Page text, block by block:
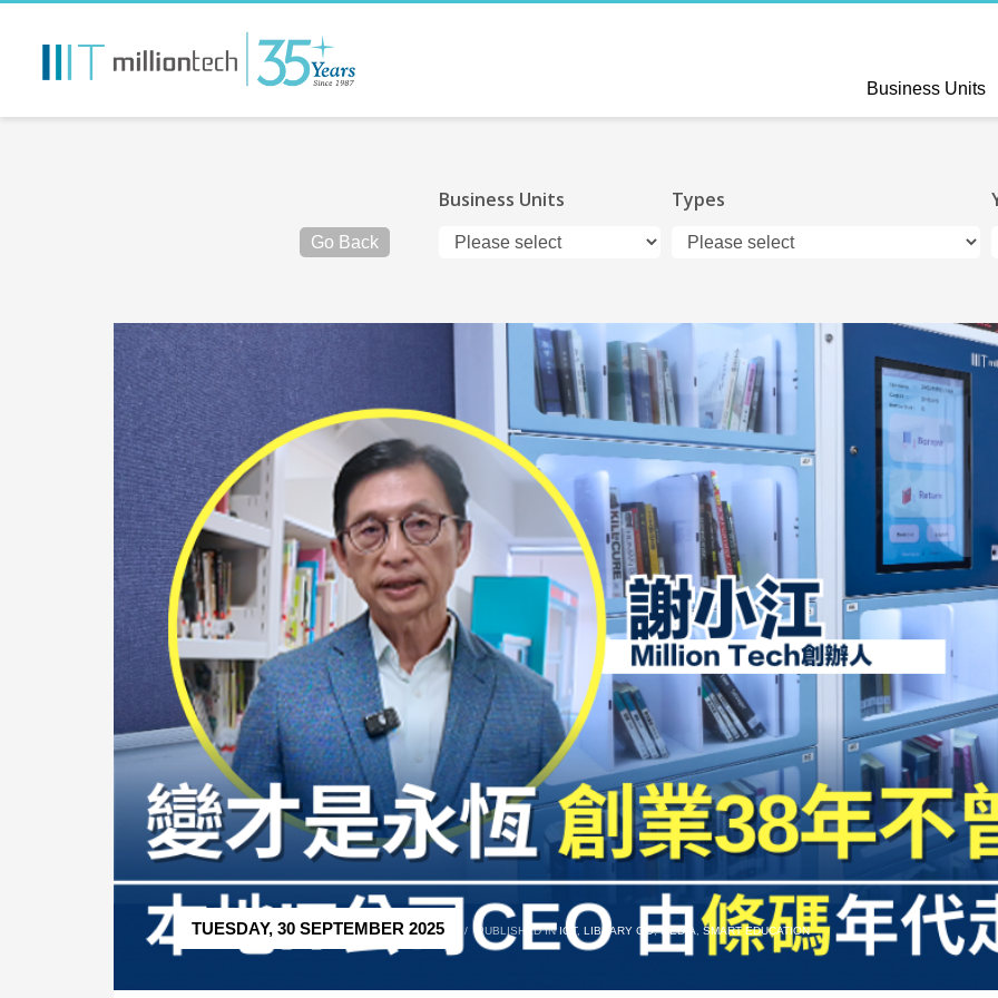
Business Units
Go Back
Business Units Types
TUESDAY, 30 SEPTEMBER 2025 / PUBLISHED IN IOT, LIBRARY GO,MEDIA, SMART EDUCATION